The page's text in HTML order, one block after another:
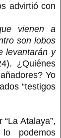
advirtió con
vienen a
son lobos
levantarán y
¿Quiénes
Yo
“testigos
Atalaya”,
podemos